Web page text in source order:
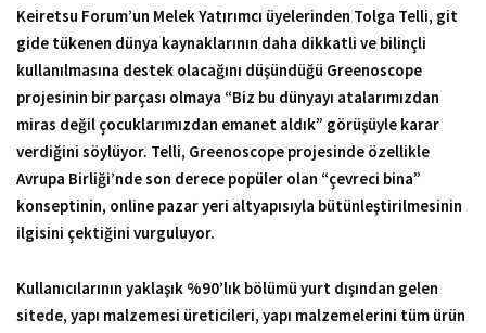
Keiretsu Forum’un Melek Yatırımcı üyelerinden Tolga Telli, git
gide tükenen dünya kaynaklarının daha dikkatli ve bilinçli
kullanılmasına destek olacağını düşündüğü Greenoscope
projesinin bir parçası olmaya “Biz bu dünyayı atalarımızdan
miras değil çocuklarımızdan emanet aldık” görüşüyle karar
verdiğini söylüyor. Telli, Greenoscope projesinde özellikle
Avrupa Birliği’nde son derece popüler olan “çevreci bina”
konseptinin, online pazar yeri altyapısıyla bütünleştirilmesinin
ilgisini çektiğini vurguluyor.
Kullanıcılarının yaklaşık %90’lık bölümü yurt dışından gelen
sitede, yapı malzemesi üreticileri, yapı malzemelerini tüm ürün